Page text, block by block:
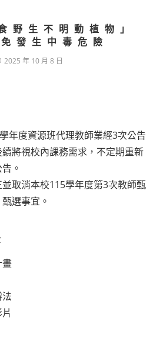
野生不明動植物」
發生中毒危險
2025 年 10 月 8 日
年度資源班代理教師業經3次公告
將視校內課務需求，不定期重新
。
並取消本校115學年度第3次教師甄
選事宜。
畫